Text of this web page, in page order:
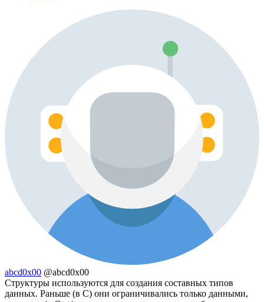
abcd0x00 @abcd0x00
Структуры используются для создания составных типов
данных. Раньше (в C) они ограничивались только данными,